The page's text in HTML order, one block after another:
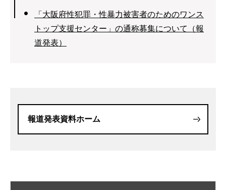
「大阪府性犯罪・性暴力被害者のためのワンス
トップ支援センター」の通称募集について（報
道発表）
報道発表資料ホーム